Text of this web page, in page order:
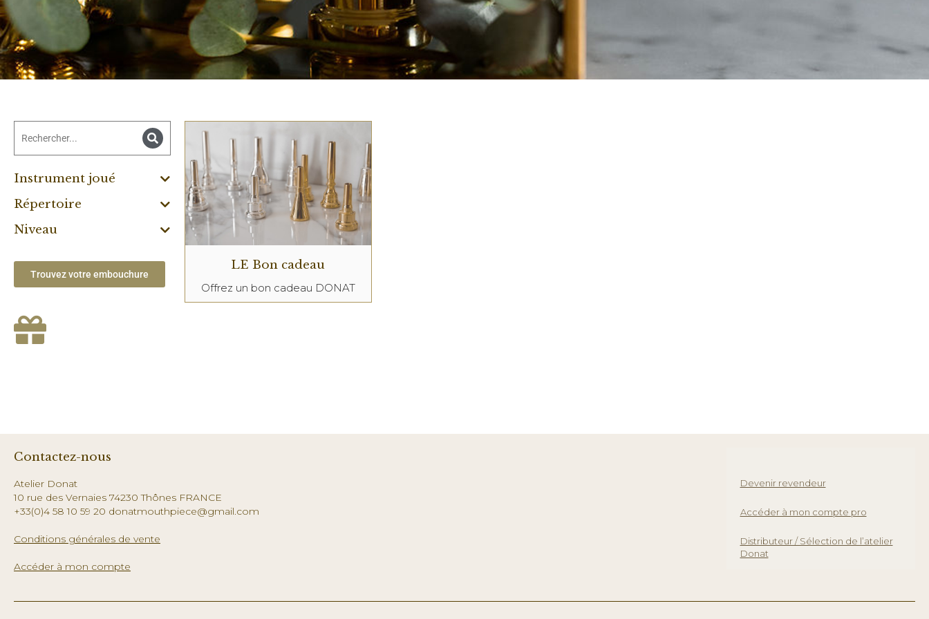
Instrument joué
Répertoire
Niveau
Trouvez votre embouchure
LE Bon cadeau
Offrez un bon cadeau DONAT
Contactez-nous
Atelier Donat
10 rue des Vernaies 74230 Thônes FRANCE
+33(0)4 58 10 59 20 donatmouthpiece@gmail.com
Conditions générales de vente
Accéder à mon compte
Devenir revendeur
Accéder à mon compte pro
Distributeur / Sélection de l’atelier
Donat